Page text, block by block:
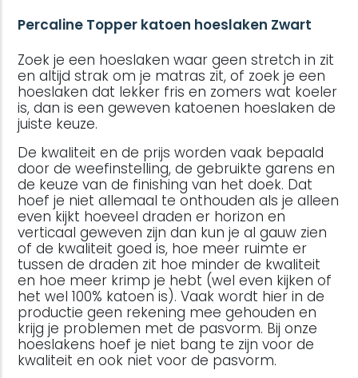
Percaline Topper katoen hoeslaken Zwart
Zoek je een hoeslaken waar geen stretch in zit
en altijd strak om je matras zit, of zoek je een
hoeslaken dat lekker fris en zomers wat koeler
is, dan is een geweven katoenen hoeslaken de
juiste keuze.
De kwaliteit en de prijs worden vaak bepaald
door de weefinstelling, de gebruikte garens en
de keuze van de finishing van het doek. Dat
hoef je niet allemaal te onthouden als je alleen
even kijkt hoeveel draden er horizon en
verticaal geweven zijn dan kun je al gauw zien
of de kwaliteit goed is, hoe meer ruimte er
tussen de draden zit hoe minder de kwaliteit
en hoe meer krimp je hebt (wel even kijken of
het wel 100% katoen is). Vaak wordt hier in de
productie geen rekening mee gehouden en
krijg je problemen met de pasvorm. Bij onze
hoeslakens hoef je niet bang te zijn voor de
kwaliteit en ook niet voor de pasvorm.